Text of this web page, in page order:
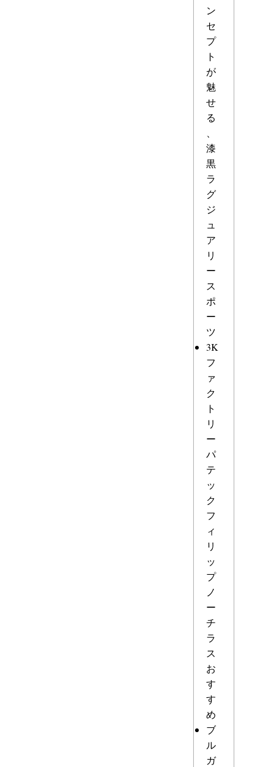
ン
セ
プ
ト
が
魅
せ
る
漆
黒
ラ
グ
ジ
ュ
ア
リ
ー
ス
ポ
ー
ツ
3K
フ
ァ
ク
ト
リ
ー
パ
テ
ッ
ク
フ
ィ
リ
ッ
プ
ノ
ー
チ
ラ
ス
お
す
す
め
ブ
ル
ガ